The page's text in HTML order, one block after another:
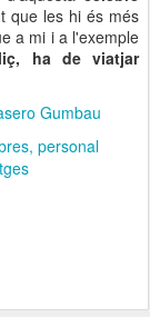
que les hi és més
a mi i a l'exemple
ha de viatjar
Gumbau
personal